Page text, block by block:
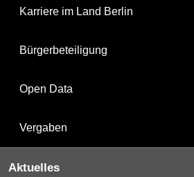
Karriere im Land Berlin
Bürgerbeteiligung
Open Data
Vergaben
Aktuelles